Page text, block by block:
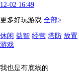
12-02 16:49
更多好玩游戏 全部>
休闲 益智 经营 塔防 放置
游戏
我也是有底线的